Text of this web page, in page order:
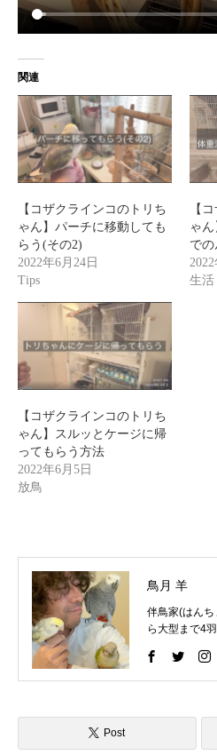
関連
【コザクラインコのトリち
ゃん】パーチに移動しても
らう(その2)
2022年6月24日
Tips
【
ゃ
で
生活
【コザクラインコのトリち
ゃん】スルッとケージに帰
ってもらう方法
2022年6月5日
放鳥
鳥月 羊
伴鳥家(はん
ら大型まで4
困りごとを経
いろいろな方
インコライフ
インコさんと
Post